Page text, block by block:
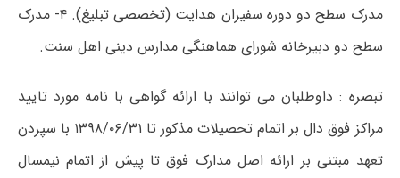
مدرک سطح دو دوره سفیران هدایت (تخصصی تبلیغ). ۴- مدرک
سطح دو دبیرخانه شورای هماهنگی مدارس دینی اهل سنت.
تبصره : داوطلبان می توانند با ارائه گواهی با نامه مورد تایید
مراکز فوق دال بر اتمام تحصیلات مذکور تا ۱۳۹۸/۰۶/۳۱ با سپردن
تعهد مبتنی بر ارائه اصل مدارک فوق تا پیش از اتمام نیمسال